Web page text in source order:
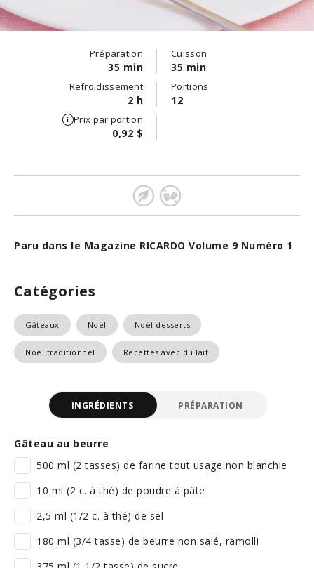
Préparation
35 min
Cuisson
35 min
Refroidissement
2 h
Portions
12
Prix par portion
0,92 $
Paru dans le Magazine RICARDO Volume 9 Numéro 1
Catégories
Gâteaux Noël Noël desserts
Noël traditionnel Recettes avec du lait
INGRÉDIENTS PRÉPARATION
Gâteau au beurre
500 ml (2 tasses) de farine tout usage non blanchie
10 ml (2 c. à thé) de poudre à pâte
2,5 ml (1/2 c. à thé) de sel
180 ml (3/4 tasse) de beurre non salé, ramolli